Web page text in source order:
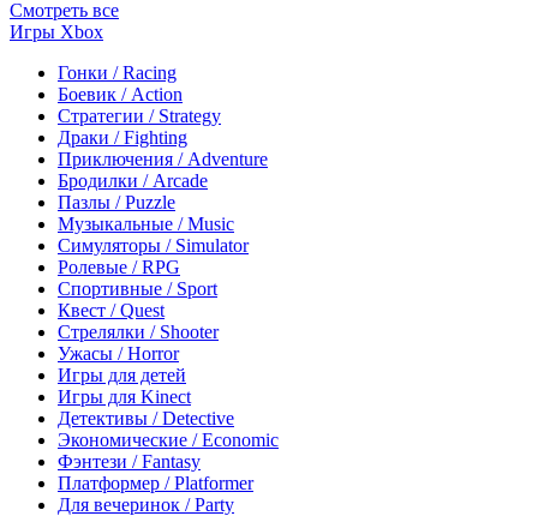
Смотреть все
Игры Xbox
Гонки / Racing
Боевик / Action
Стратегии / Strategy
Драки / Fighting
Приключения / Adventure
Бродилки / Arcade
Пазлы / Puzzle
Музыкальные / Music
Симуляторы / Simulator
Ролевые / RPG
Спортивные / Sport
Квест / Quest
Стрелялки / Shooter
Ужасы / Horror
Игры для детей
Игры для Kinect
Детективы / Detective
Экономические / Economic
Фэнтези / Fantasy
Платформер / Platformer
Для вечеринок / Party